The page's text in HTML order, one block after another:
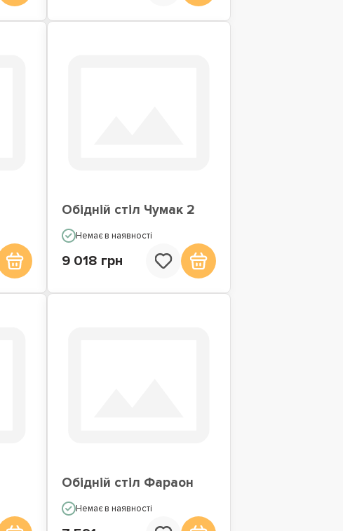
Обідній стіл Чумак 2
Немає в наявності
9 018 грн
Обідній стіл Фараон
Немає в наявності